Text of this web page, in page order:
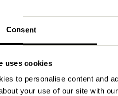
Consent
uses cookies
to personalise content and
your use of our site with
Stark